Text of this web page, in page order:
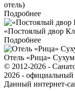
отель)
Подробнее
«Постоялый двор
Подробнее
Отель «Рица» Сухум
© 2012-2026 -
2026 - официальный
Данный интернет-